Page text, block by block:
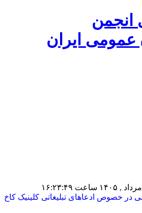
در خصوص ادعاهای تبلیغاتی کلینیک کاخ